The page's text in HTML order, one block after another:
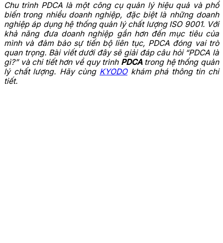
Chu trình PDCA là một công cụ quản lý hiệu quả và phổ
biến trong nhiều doanh nghiệp, đặc biệt là những doanh
nghiệp áp dụng hệ thống quản lý chất lượng ISO 9001. Với
khả năng đưa doanh nghiệp gần hơn đến mục tiêu của
mình và đảm bảo sự tiến bộ liên tục, PDCA đóng vai trò
quan trọng. Bài viết dưới đây sẽ giải đáp câu hỏi “PDCA là
gì?” và chi tiết hơn về quy trình PDCAtrong hệ thống quản
lý chất lượng. Hãy cùng KYODOkhám phá thông tin chi
tiết.